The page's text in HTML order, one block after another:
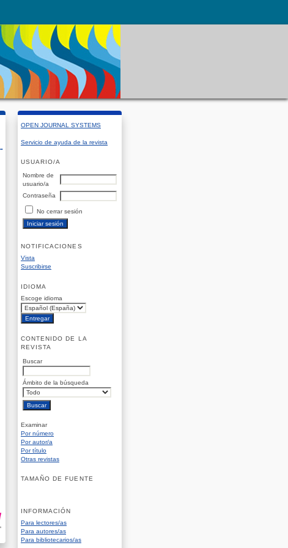
OPEN JOURNAL SYSTEMS
Servicio de ayuda de la revista
USUARIO/A
Nombre de
usuario/a
Contraseña
No cerrar sesión
NOTIFICACIONES
Vista
Suscribirse
IDIOMA
Escoge idioma
CONTENIDO DE LA
REVISTA
Buscar
Ámbito de la búsqueda
Examinar
Por número
Por autor/a
Por título
Otras revistas
TAMAÑO DE FUENTE
INFORMACIÓN
Para lectores/as
Para autores/as
Para bibliotecarios/as